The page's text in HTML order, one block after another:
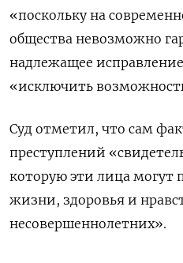
«поскольку на
общества невозможно
надлежащее
«исключить
Суд отметил, что сам
преступлений
которую эти лица могут
жизни, здоровья и
несовершеннолетних».